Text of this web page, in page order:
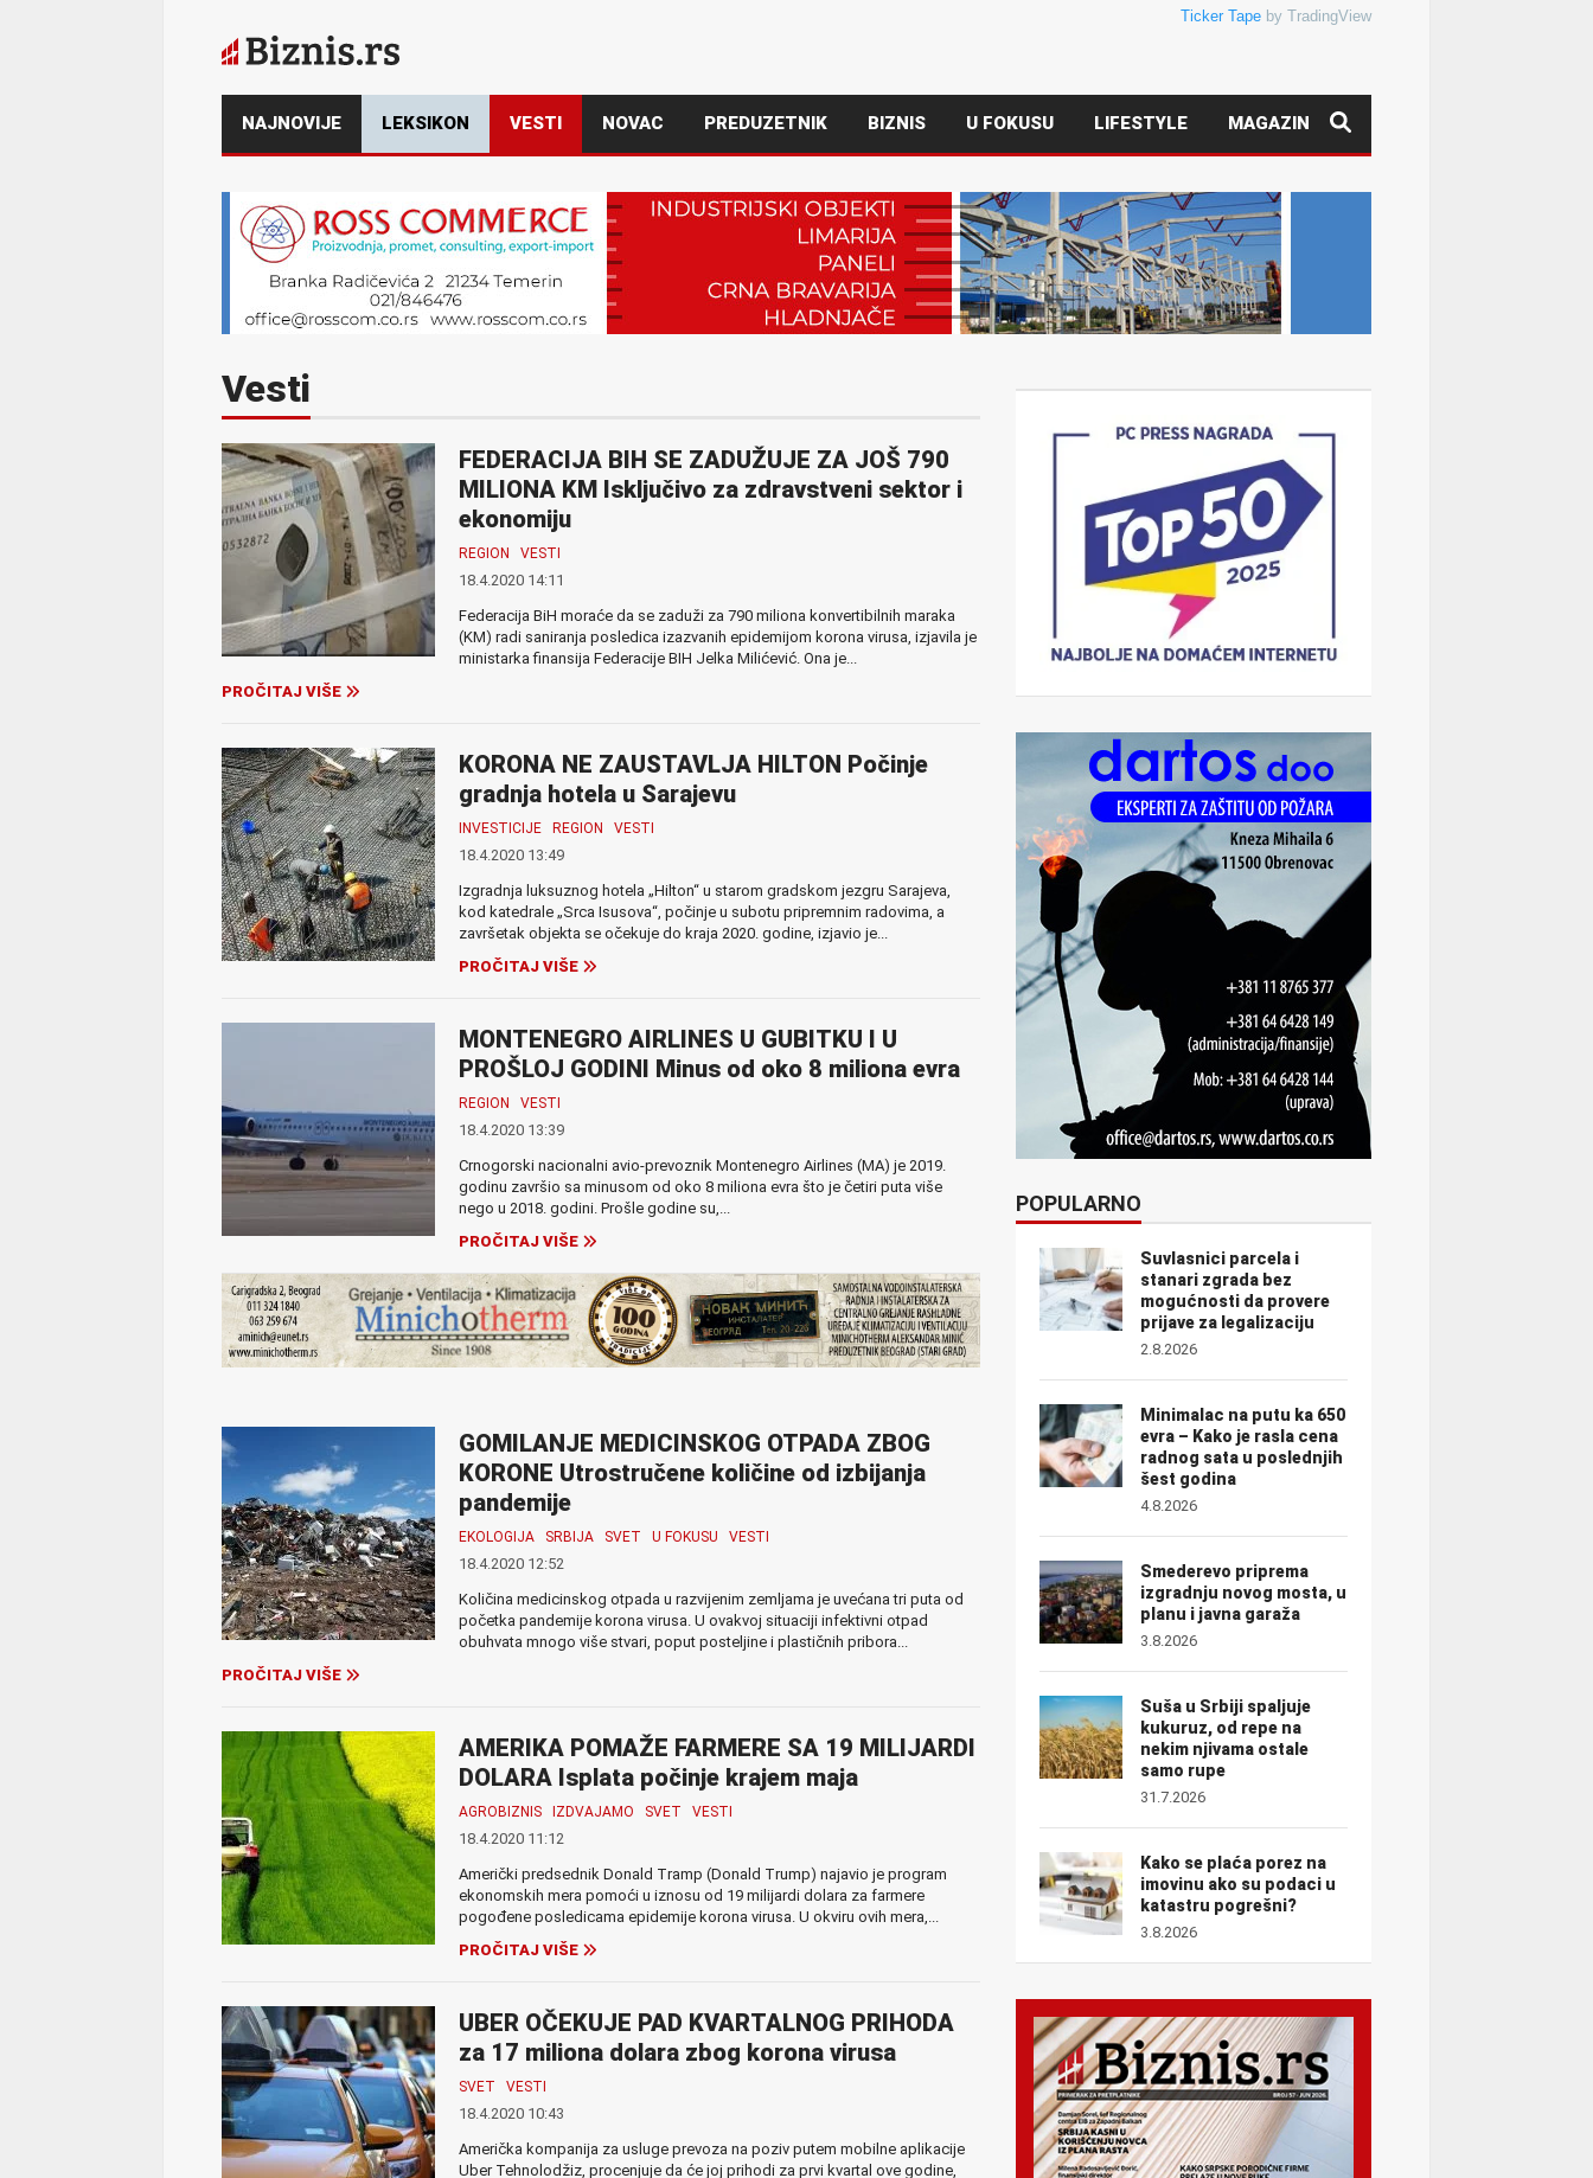
Ticker Tape by TradingView
NAJNOVIJE LEKSIKON VESTI NOVAC PREDUZETNIK BIZNIS U FOKUSU LIFESTYLE MAGAZIN
Vesti
FEDERACIJA BIH SE ZADUŽUJE ZA JOŠ 790
MILIONA KM Isključivo za zdravstveni sektor i
ekonomiju
REGION VESTI
18.4.2020 14:11
Federacija BiH moraće da se zaduži za 790 miliona konvertibilnih maraka
(KM) radi saniranja posledica izazvanih epidemijom korona virusa, izjavila je
ministarka finansija Federacije BIH Jelka Milićević. Ona je...
PROČITAJ VIŠE
KORONA NE ZAUSTAVLJA HILTON Počinje
gradnja hotela u Sarajevu
INVESTICIJE REGION VESTI
18.4.2020 13:49
Izgradnja luksuznog hotela „Hilton“ u starom gradskom jezgru Sarajeva,
kod katedrale „Srca Isusova“, počinje u subotu pripremnim radovima, a
završetak objekta se očekuje do kraja 2020. godine, izjavio je...
PROČITAJ VIŠE
MONTENEGRO AIRLINES U GUBITKU I U
PROŠLOJ GODINI Minus od oko 8 miliona evra
REGION VESTI
18.4.2020 13:39
Crnogorski nacionalni avio-prevoznik Montenegro Airlines (MA) je 2019.
godinu završio sa minusom od oko 8 miliona evra što je četiri puta više
nego u 2018. godini. Prošle godine su,...
PROČITAJ VIŠE
GOMILANJE MEDICINSKOG OTPADA ZBOG
KORONE Utrostručene količine od izbijanja
pandemije
EKOLOGIJA SRBIJA SVET U FOKUSU VESTI
18.4.2020 12:52
Količina medicinskog otpada u razvijenim zemljama je uvećana tri puta od
početka pandemije korona virusa. U ovakvoj situaciji infektivni otpad
obuhvata mnogo više stvari, poput posteljine i plastičnih pribora...
PROČITAJ VIŠE
AMERIKA POMAŽE FARMERE SA 19 MILIJARDI
DOLARA Isplata počinje krajem maja
AGROBIZNIS IZDVAJAMO SVET VESTI
18.4.2020 11:12
Američki predsednik Donald Tramp (Donald Trump) najavio je program
ekonomskih mera pomoći u iznosu od 19 milijardi dolara za farmere
pogođene posledicama epidemije korona virusa. U okviru ovih mera,...
PROČITAJ VIŠE
UBER OČEKUJE PAD KVARTALNOG PRIHODA
za 17 miliona dolara zbog korona virusa
SVET VESTI
18.4.2020 10:43
Američka kompanija za usluge prevoza na poziv putem mobilne aplikacije
Uber Tehnolodžiz, procenjuje da će joj prihodi za prvi kvartal ove godine,
POPULARNO
Suvlasnici parcela i
stanari zgrada bez
mogućnosti da provere
prijave za legalizaciju
2.8.2026
Minimalac na putu ka 650
evra – Kako je rasla cena
radnog sata u poslednjih
šest godina
4.8.2026
Smederevo priprema
izgradnju novog mosta, u
planu i javna garaža
3.8.2026
Suša u Srbiji spaljuje
kukuruz, od repe na
nekim njivama ostale
samo rupe
31.7.2026
Kako se plaća porez na
imovinu ako su podaci u
katastru pogrešni?
3.8.2026